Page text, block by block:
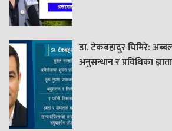
डा. टेकबहादुर घिमिरे:
अनुसन्धान र प्रविधिका